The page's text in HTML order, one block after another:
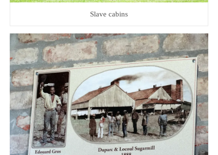
Slave cabins